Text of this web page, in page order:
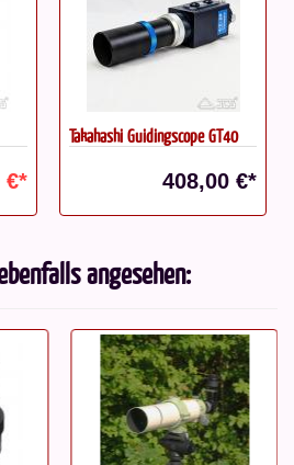
€*
Takahashi Guidingscope GT40
408,00 €*
angesehen: